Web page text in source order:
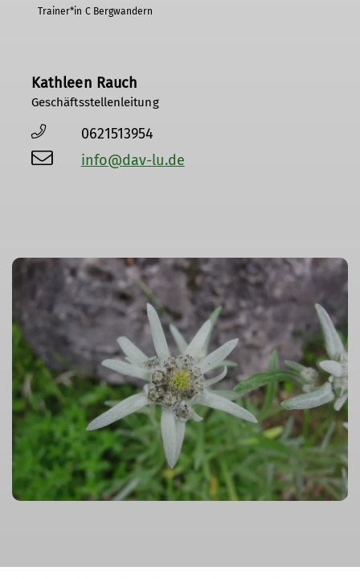
Trainer*in C Bergwandern
Kathleen Rauch
Geschäftsstellenleitung
0621513954
info@dav-lu.de